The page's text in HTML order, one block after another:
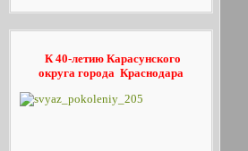
К 40-летию Карасунского
округа города Краснодара